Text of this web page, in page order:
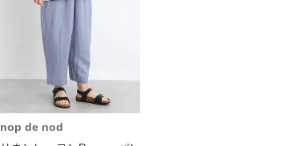
nop de nod